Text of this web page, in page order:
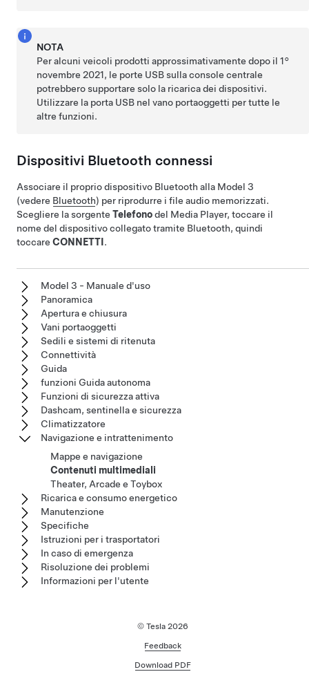
NOTA
Per alcuni veicoli prodotti approssimativamente dopo il 1°
novembre 2021, le porte USB sulla console centrale
potrebbero supportare solo la ricarica dei dispositivi.
Utilizzare la porta USB nel vano portaoggetti per tutte le
altre funzioni.
Dispositivi Bluetooth connessi
Associare il proprio dispositivo Bluetooth alla Model 3
(vedere Bluetooth) per riprodurre i file audio memorizzati.
Scegliere la sorgente Telefonodel Media Player, toccare il
nome del dispositivo collegato tramite Bluetooth, quindi
toccare CONNETTI .
Model 3 - Manuale d'uso
Panoramica
Apertura e chiusura
Vani portaoggetti
Sedili e sistemi di ritenuta
Connettività
Guida
funzioni Guida autonoma
Funzioni di sicurezza attiva
Dashcam, sentinella e sicurezza
Climatizzatore
Navigazione e intrattenimento
Mappe e navigazione
Contenuti multimediali
Theater, Arcade e Toybox
Ricarica e consumo energetico
Manutenzione
Specifiche
Istruzioni per i trasportatori
In caso di emergenza
Risoluzione dei problemi
Informazioni per l'utente
© Tesla 2026
Feedback
Download PDF